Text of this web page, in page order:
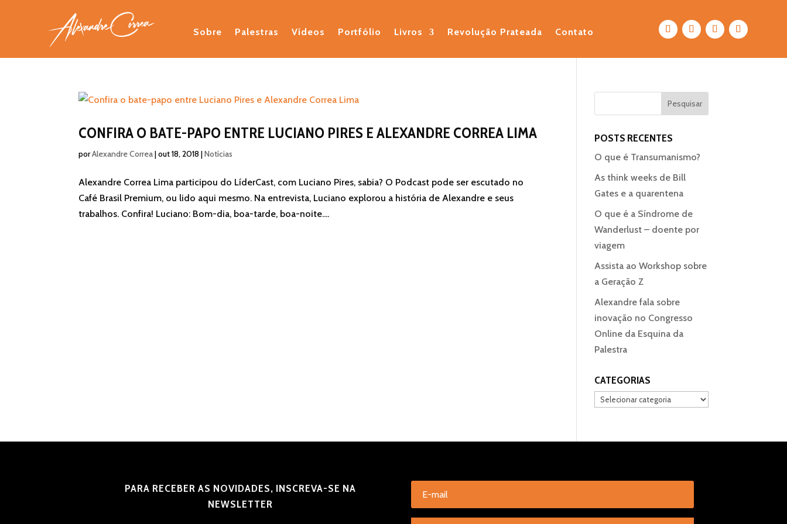
Sobre Palestras Vídeos Portfólio Livros Revolução Prateada Contato
CONFIRA O BATE-PAPO ENTRE LUCIANO PIRES E ALEXANDRE CORREA LIMA
porAlexandre Correa|out 18, 2018|Notícias
Alexandre Correa Lima participou do LíderCast, com Luciano Pires, sabia? O Podcast pode ser escutado no
Café Brasil Premium, ou lido aqui mesmo. Na entrevista, Luciano explorou a história de Alexandre e seus
trabalhos. Confira! Luciano: Bom-dia, boa-tarde, boa-noite....
POSTS RECENTES
O que é Transumanismo?
As think weeks de Bill
Gates e a quarentena
O que é a Síndrome de
Wanderlust – doente por
viagem
Assista ao Workshop sobre
a Geração Z
Alexandre fala sobre
inovação no Congresso
Online da Esquina da
Palestra
CATEGORIAS
Categorias
PARA RECEBER AS NOVIDADES, INSCREVA-SE NA
NEWSLETTER